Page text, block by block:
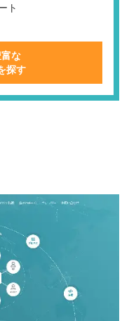
ト
な
探す